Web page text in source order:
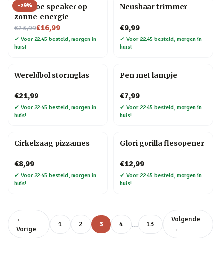
-29%
Bamboe speaker op
zonne-energie
€23,99
Nu voor€16,99
✔ Voor 22:45 besteld, morgen in
huis!
Neushaar trimmer
€9,99
✔ Voor 22:45 besteld, morgen in
huis!
Wereldbol stormglas
€21,99
✔ Voor 22:45 besteld, morgen in
huis!
Pen met lampje
€7,99
✔ Voor 22:45 besteld, morgen in
huis!
Cirkelzaag pizzames
€8,99
✔ Voor 22:45 besteld, morgen in
huis!
Glori gorilla flesopener
€12,99
✔ Voor 22:45 besteld, morgen in
huis!
←
Vorige
1 2 3 4 … 13
Volgende
→